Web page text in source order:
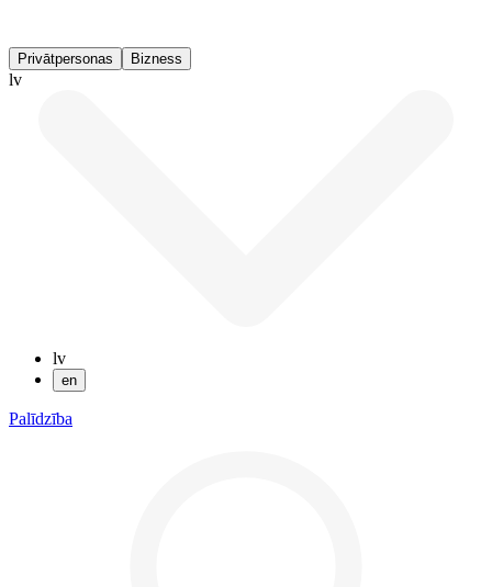
Privātpersonas Bizness
lv
lv
en
Palīdzība